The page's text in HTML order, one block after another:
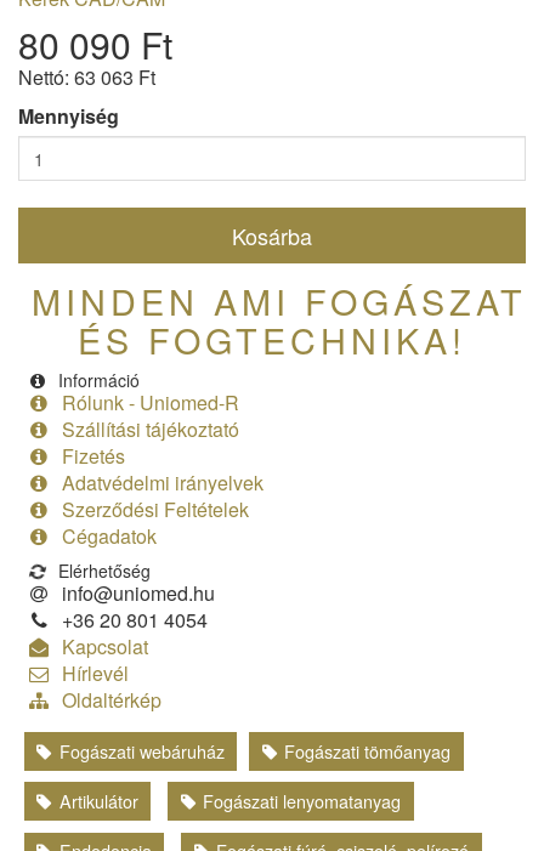
80 090 Ft
Nettó: 63 063 Ft
Mennyiség
Kosárba
MINDEN AMI FOGÁSZAT
ÉS FOGTECHNIKA!
Információ
Rólunk - Uniomed-R
Szállítási tájékoztató
Fizetés
Adatvédelmi irányelvek
Szerződési Feltételek
Cégadatok
Elérhetőség
info@uniomed.hu
+36 20 801 4054
Kapcsolat
Hírlevél
Oldaltérkép
Fogászati webáruház
Fogászati tömőanyag
Artikulátor
Fogászati lenyomatanyag